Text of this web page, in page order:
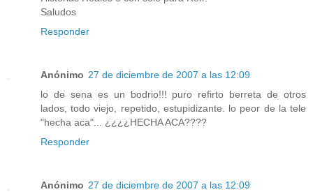
Saludos
Responder
Anónimo 27 de diciembre de 2007 a las 12:09
lo de sena es un bodrio!!! puro refirto berreta de otros
lados, todo viejo, repetido, estupidizante. lo peor de la tele
"hecha aca"... ¿¿¿¿HECHA ACA????
Responder
Anónimo 27 de diciembre de 2007 a las 12:09